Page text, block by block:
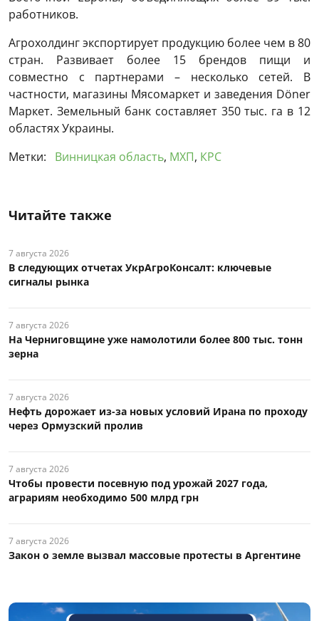
работников.
Агрохолдинг экспортирует продукцию более чем в 80
стран. Развивает более 15 брендов пищи и
совместно с партнерами – несколько сетей. В
частности, магазины Мясомаркет и заведения Döner
Маркет. Земельный банк составляет 350 тыс. га в 12
областях Украины.
Метки:
Винницкая область, МХП, КРС
Читайте также
7 августа 2026
В следующих отчетах УкрАгроКонсалт: ключевые
сигналы рынка
7 августа 2026
На Черниговщине уже намолотили более 800 тыс. тонн
зерна
7 августа 2026
Нефть дорожает из-за новых условий Ирана по проходу
через Ормузский пролив
7 августа 2026
Чтобы провести посевную под урожай 2027 года,
аграриям необходимо 500 млрд грн
7 августа 2026
Закон о земле вызвал массовые протесты в Аргентине